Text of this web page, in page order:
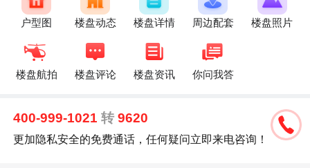
户型图 楼盘动态 楼盘详情 周边配套 楼盘照片
楼盘航拍 楼盘评论 楼盘资讯 你问我答
400-999-1021转 9620
更加隐私安全的免费通话，任何疑问立即来电咨询！